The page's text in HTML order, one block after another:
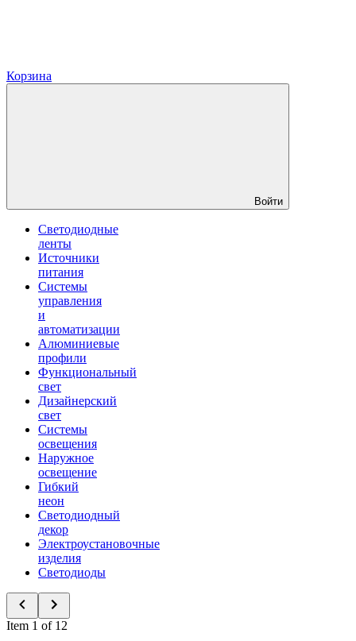
Корзина
Войти
Светодиодные
ленты
Источники
питания
Системы
управления
и
автоматизации
Алюминиевые
профили
Функциональный
свет
Дизайнерский
свет
Системы
освещения
Наружное
освещение
Гибкий
неон
Светодиодный
декор
Электроустановочные
изделия
Светодиоды
Item 1 of 12